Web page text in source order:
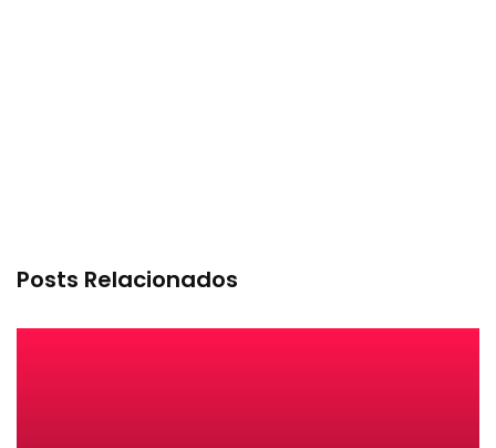
Posts Relacionados